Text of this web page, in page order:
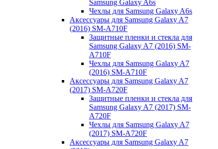
Samsung Galaxy A6s
Чехлы для Samsung Galaxy A6s
Аксессуары для Samsung Galaxy A7
(2016) SM-A710F
Защитные пленки и стекла для
Samsung Galaxy A7 (2016) SM-
A710F
Чехлы для Samsung Galaxy A7
(2016) SM-A710F
Аксессуары для Samsung Galaxy A7
(2017) SM-A720F
Защитные пленки и стекла для
Samsung Galaxy A7 (2017) SM-
A720F
Чехлы для Samsung Galaxy A7
(2017) SM-A720F
Аксессуары для Samsung Galaxy A7